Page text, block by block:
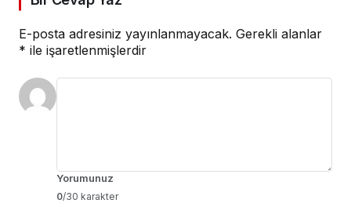
E-posta adresiniz yayınlanmayacak. Gerekli alanlar
* ile işaretlenmişlerdir
Yorumunuz
0/30 karakter